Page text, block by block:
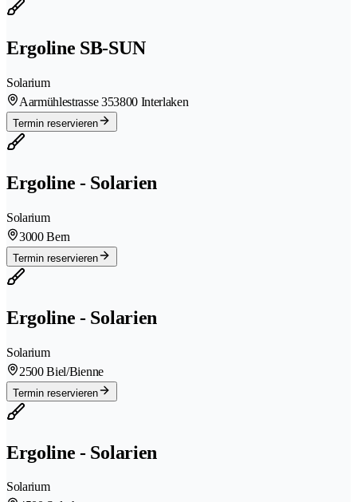
Ergoline SB-SUN
Solarium
Aarmühlestrasse 353800 Interlaken
Termin reservieren
Ergoline - Solarien
Solarium
3000 Bern
Termin reservieren
Ergoline - Solarien
Solarium
2500 Biel/Bienne
Termin reservieren
Ergoline - Solarien
Solarium